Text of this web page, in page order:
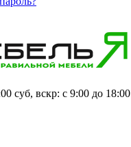
суб, вскр: с 9:00 до 18:00